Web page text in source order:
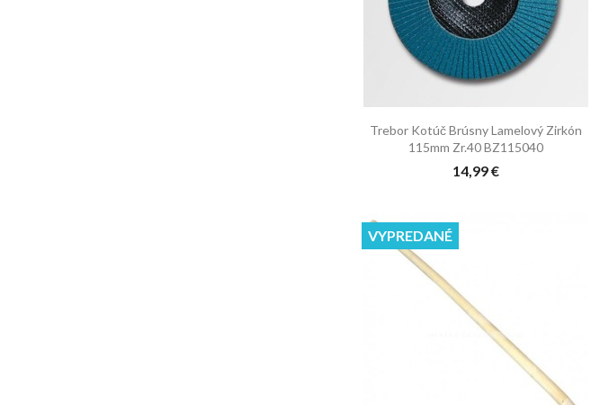
Rýchly náhľad
Trebor Kotúč Brúsny Lamelový Zirkón
115mm Zr.40 BZ115040
14,99 €
VYPREDANÉ